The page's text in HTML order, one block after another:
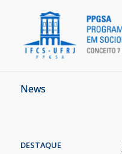
News
DESTAQUE